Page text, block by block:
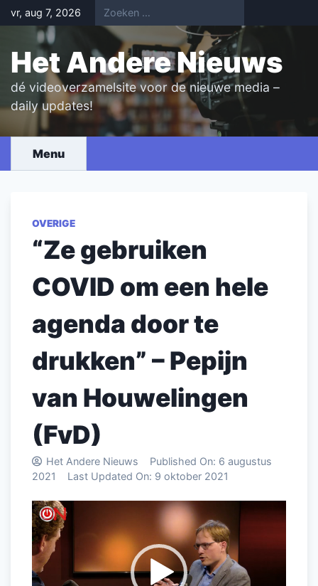
Skip
to
content
vr, aug 7, 2026
Het Andere Nieuws
dé videoverzamelsite voor de nieuwe media –
daily updates!
Menu
OVERIGE
“Ze gebruiken
COVID om een hele
agenda door te
drukken” – Pepijn
van Houwelingen
(FvD)
Het Andere Nieuws Published On: 6 augustus
2021
Last Updated On: 9 oktober 2021
Videospeler